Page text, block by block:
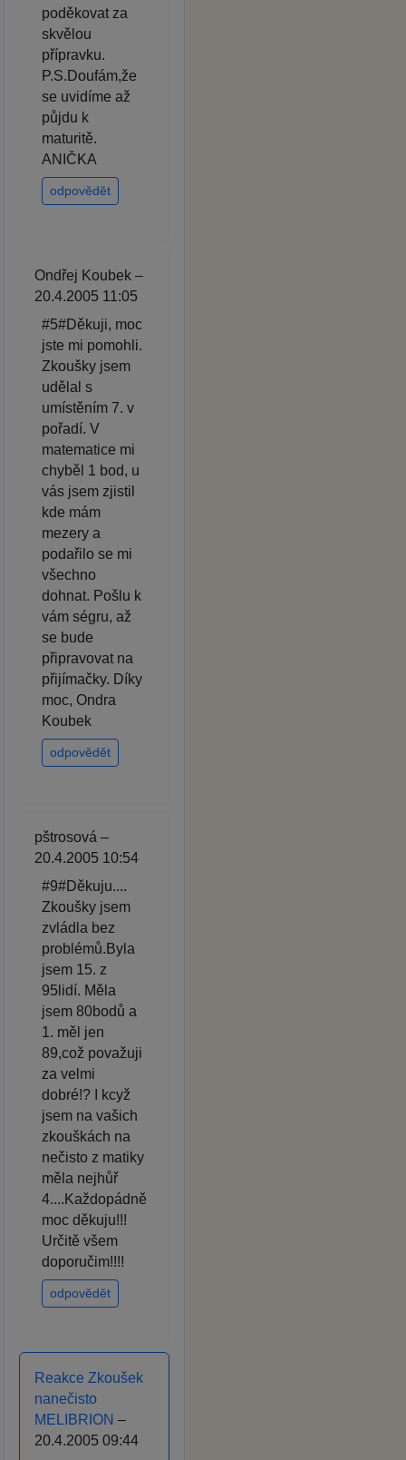
poděkovat za
skvělou
přípravku.
P.S.Doufám,že
se uvidíme až
půjdu k
maturitě.
ANIČKA
odpovědět
Ondřej Koubek –
20.4.2005 11:05
#5#Děkuji, moc
jste mi pomohli.
Zkoušky jsem
udělal s
umístěním 7. v
pořadí. V
matematice mi
chyběl 1 bod, u
vás jsem zjistil
kde mám
mezery a
podařilo se mi
všechno
dohnat. Pošlu k
vám ségru, až
se bude
připravovat na
přijímačky. Díky
moc, Ondra
Koubek
odpovědět
pštrosová –
20.4.2005 10:54
#9#Děkuju....
Zkoušky jsem
zvládla bez
problémů.Byla
jsem 15. z
95lidí. Měla
jsem 80bodů a
1. měl jen
89,což považuji
za velmi
dobré!? I kcyž
jsem na vašich
zkouškách na
nečisto z matiky
měla nejhůř
4....Každopádně
moc děkuju!!!
Určitě všem
doporučim!!!!
odpovědět
Reakce Zkoušek
nanečisto
MELIBRION –
20.4.2005 09:44